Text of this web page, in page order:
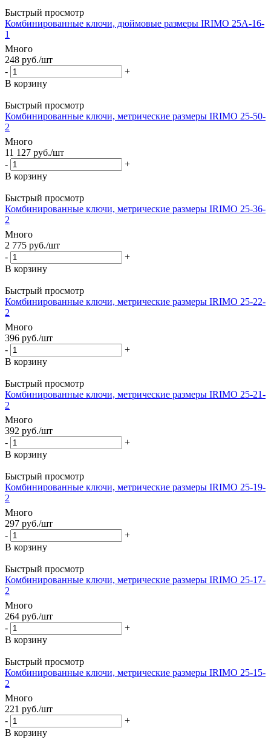
Быстрый просмотр
Комбинированные ключи, дюймовые размеры IRIMO 25A-16-
1
Много
248 руб./шт
-
+
В корзину
Быстрый просмотр
Комбинированные ключи, метрические размеры IRIMO 25-50-
2
Много
11 127 руб./шт
-
+
В корзину
Быстрый просмотр
Комбинированные ключи, метрические размеры IRIMO 25-36-
2
Много
2 775 руб./шт
-
+
В корзину
Быстрый просмотр
Комбинированные ключи, метрические размеры IRIMO 25-22-
2
Много
396 руб./шт
-
+
В корзину
Быстрый просмотр
Комбинированные ключи, метрические размеры IRIMO 25-21-
2
Много
392 руб./шт
-
+
В корзину
Быстрый просмотр
Комбинированные ключи, метрические размеры IRIMO 25-19-
2
Много
297 руб./шт
-
+
В корзину
Быстрый просмотр
Комбинированные ключи, метрические размеры IRIMO 25-17-
2
Много
264 руб./шт
-
+
В корзину
Быстрый просмотр
Комбинированные ключи, метрические размеры IRIMO 25-15-
2
Много
221 руб./шт
-
+
В корзину